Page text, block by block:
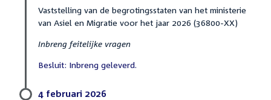
Vaststelling van de begrotingsstaten van het ministerie
van Asiel en Migratie voor het jaar 2026 (36800-XX)
Inbreng feitelijke vragen
Besluit: Inbreng geleverd.
4 februari 2026